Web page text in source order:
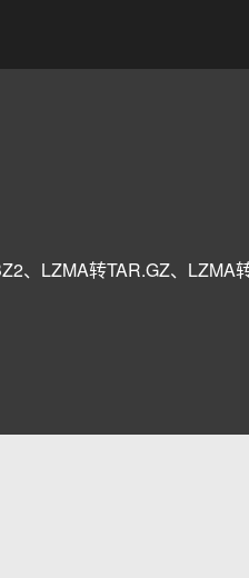
、LZMA转TAR.GZ、LZMA